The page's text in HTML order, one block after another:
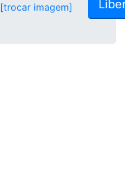
[trocar imagem]